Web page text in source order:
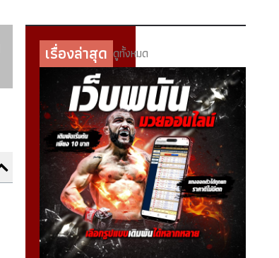
เรื่องล่าสุด ดูทั้งหมด